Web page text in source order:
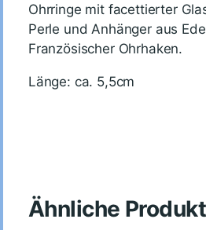
Ohrringe mit facettierter
Perle und Anhänger aus
Französischer Ohrhaken.
Länge: ca. 5,5cm
Ähnliche